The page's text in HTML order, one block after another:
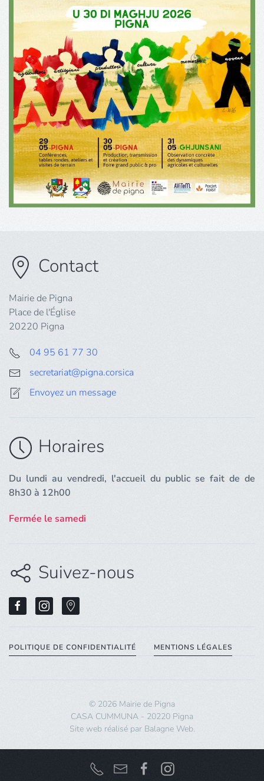
Contact
Mairie de Pigna
Place de l'Église
20220 Pigna
04 95 61 77 30
secretariat@pigna.corsica
Envoyez un message
Horaires
Du lundi au vendredi, l'accueil du public se fait de de
8h30 à 12h00
Fermée le samedi
Suivez-nous
POLITIQUE DE CONFIDENTIALITÉ MENTIONS LÉGALES
© 2026 Mairie de Pigna
CASA CUMMUNA - 20220 Pigna
Site web réalisé par Balagne Web.